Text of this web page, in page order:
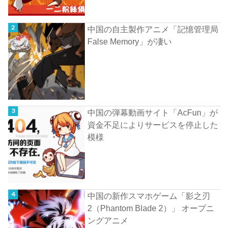
中国の自主製作アニメ「記憶管理局
False Memory」が凄い
中国の弾幕動画サイト「AcFun」が
資金不足によりサービスを停止した
模様
中国の新作スマホゲーム「影之刃
2（Phantom Blade 2）」 オープニ
ングアニメ